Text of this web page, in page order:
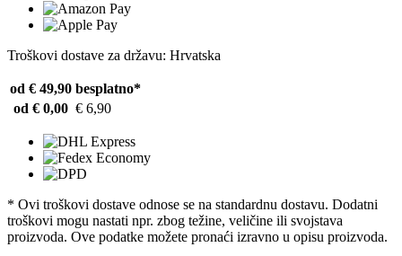
Troškovi dostave za državu: Hrvatska
od € 49,90 besplatno*
od € 0,00 € 6,90
* Ovi troškovi dostave odnose se na standardnu ​​dostavu. Dodatni
troškovi mogu nastati npr. zbog težine, veličine ili svojstava
proizvoda. Ove podatke možete pronaći izravno u opisu proizvoda.